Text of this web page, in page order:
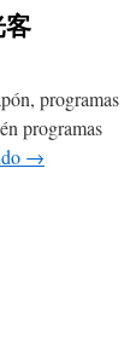
programas
programas
→